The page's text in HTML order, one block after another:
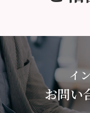
イ
お問い